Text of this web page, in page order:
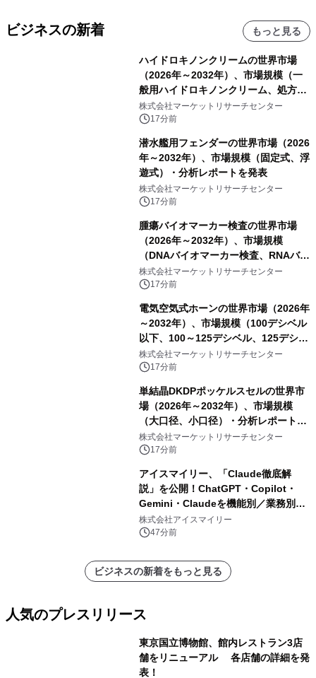
ビジネスの新着 もっと見る
ハイドロキノンクリームの世界市場
（2026年～2032年）、市場規模（一
般用ハイドロキノンクリーム、処方用
ハイドロキノンクリーム）・分析レポ
ートを発表
株式会社マーケットリサーチセンター
17分前
潜水艦用フェンダーの世界市場（2026
年～2032年）、市場規模（固定式、浮
遊式）・分析レポートを発表
株式会社マーケットリサーチセンター
17分前
腫瘍バイオマーカー検査の世界市場
（2026年～2032年）、市場規模
（DNAバイオマーカー検査、RNAバイ
オマーカー検査、タンパク質バイオマ
ーカー検査、細胞ベースのバイオマー
カー検査、多項目バイオマーカー検
査）・分析レポートを発表
株式会社マーケットリサーチセンター
17分前
電気空気式ホーンの世界市場（2026年
～2032年）、市場規模（100デシベル
以下、100～125デシベル、125デシベ
ル以上）・分析レポートを発表
株式会社マーケットリサーチセンター
17分前
単結晶DKDPポッケルスセルの世界市
場（2026年～2032年）、市場規模
（大口径、小口径）・分析レポートを
発表
株式会社マーケットリサーチセンター
17分前
アイスマイリー、「Claude徹底解
説」を公開！ChatGPT・Copilot・
Gemini・Claudeを機能別／業務別に
比較―自社に合う生成AIの選び方がわ
かる実践ガイド
株式会社アイスマイリー
47分前
ビジネスの新着をもっと見る
人気のプレスリリース
東京国立博物館、館内レストラン3店
舗をリニューアル 各店舗の詳細を発
表！